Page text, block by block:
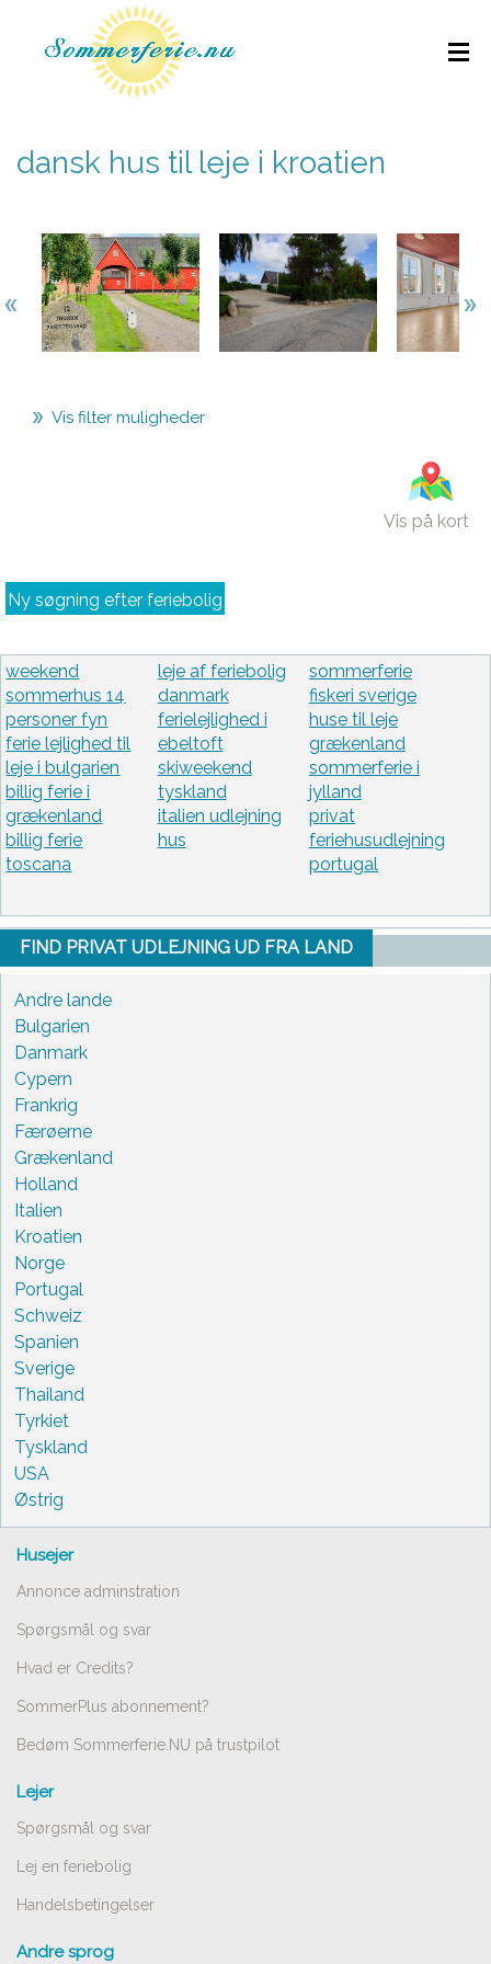
dansk hus til leje i kroatien
Vis filter muligheder
Vis på kort
Ny søgning efter feriebolig
weekend
sommerhus 14
personer fyn
ferie lejlighed til
leje i bulgarien
billig ferie i
grækenland
billig ferie
toscana
leje af feriebolig
danmark
ferielejlighed i
ebeltoft
skiweekend
tyskland
italien udlejning
hus
sommerferie
fiskeri sverige
huse til leje
grækenland
sommerferie i
jylland
privat
feriehusudlejning
portugal
FIND PRIVAT UDLEJNING UD FRA LAND
Andre lande
Bulgarien
Danmark
Cypern
Frankrig
Færøerne
Grækenland
Holland
Italien
Kroatien
Norge
Portugal
Schweiz
Spanien
Sverige
Thailand
Tyrkiet
Tyskland
USA
Østrig
Husejer
Annonce adminstration
Spørgsmål og svar
Hvad er Credits?
SommerPlus abonnement?
Bedøm Sommerferie.NU på trustpilot
Lejer
Spørgsmål og svar
Lej en feriebolig
Handelsbetingelser
Andre sprog